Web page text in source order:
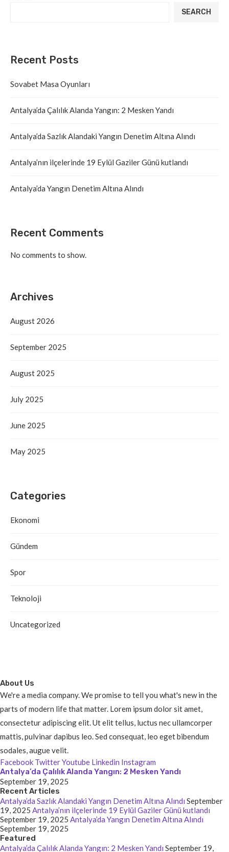
SEARCH
Recent Posts
Sovabet Masa Oyunları
Antalya’da Çalılık Alanda Yangın: 2 Mesken Yandı
Antalya’da Sazlık Alandaki Yangın Denetim Altına Alındı
Antalya’nın ilçelerinde 19 Eylül Gaziler Günü kutlandı
Antalya’da Yangın Denetim Altına Alındı
Recent Comments
No comments to show.
Archives
August 2026
September 2025
August 2025
July 2025
June 2025
May 2025
Categories
Ekonomi
Gündem
Spor
Teknoloji
Uncategorized
About Us
We're a media company. We promise to tell you what's new in the
parts of modern life that matter. Lorem ipsum dolor sit amet,
consectetur adipiscing elit. Ut elit tellus, luctus nec ullamcorper
mattis, pulvinar dapibus leo. Sed consequat, leo eget bibendum
sodales, augue velit.
Facebook TwitterYoutube Linkedin Instagram
Antalya’da Çalılık Alanda Yangın: 2 Mesken Yandı
September 19, 2025
Recent Articles
Antalya’da Sazlık Alandaki Yangın Denetim Altına Alındı September
19, 2025 Antalya’nın ilçelerinde 19 Eylül Gaziler Günü kutlandı
September 19, 2025 Antalya’da Yangın Denetim Altına Alındı
September 19, 2025
Featured
Antalya’da Çalılık Alanda Yangın: 2 Mesken Yandı September 19,